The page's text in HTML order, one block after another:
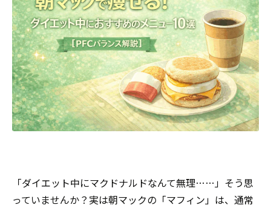
「ダイエット中にマクドナルドなんて無理……」そう思
っていませんか？実は朝マックの「マフィン」は、通常